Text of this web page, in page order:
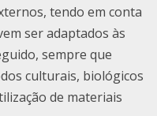
tendo em conta
ser adaptados às
sempre que
culturais, biológicos
de materiais